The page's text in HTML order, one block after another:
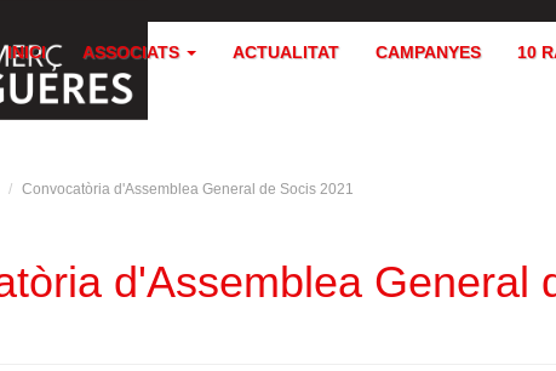
INICI ASSOCIATS ACTUALITAT CAMPANYES 10
Convocatòria d'Assemblea General de Socis 2021
d'Assemblea General